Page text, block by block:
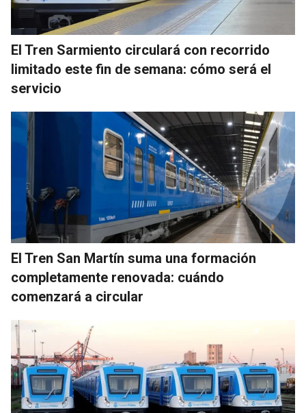
El Tren Sarmiento circulará con recorrido
limitado este fin de semana: cómo será el
servicio
El Tren San Martín suma una formación
completamente renovada: cuándo
comenzará a circular